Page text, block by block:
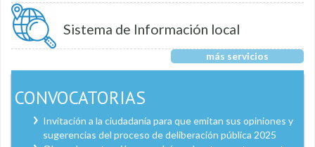
Sistema de Información local
más servicios
CONVOCATORIAS
Invitación a la ciudadanía para que emitan sus opiniones y
sugerencias del proceso de deliberación pública 2025